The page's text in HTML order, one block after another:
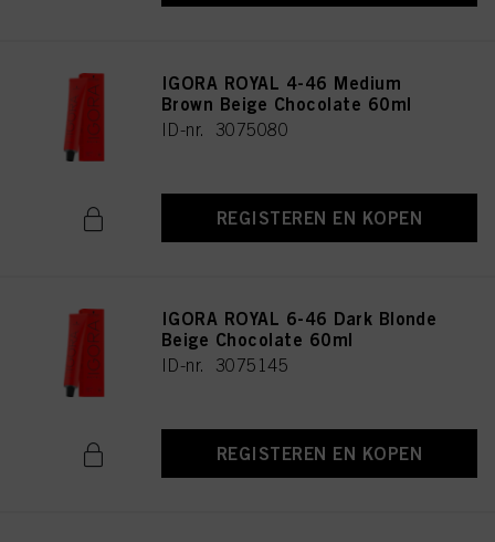
IGORA ROYAL 4-46 Medium
Brown Beige Chocolate 60ml
ID-nr. 3075080
REGISTEREN EN KOPEN
IGORA ROYAL 6-46 Dark Blonde
Beige Chocolate 60ml
ID-nr. 3075145
REGISTEREN EN KOPEN